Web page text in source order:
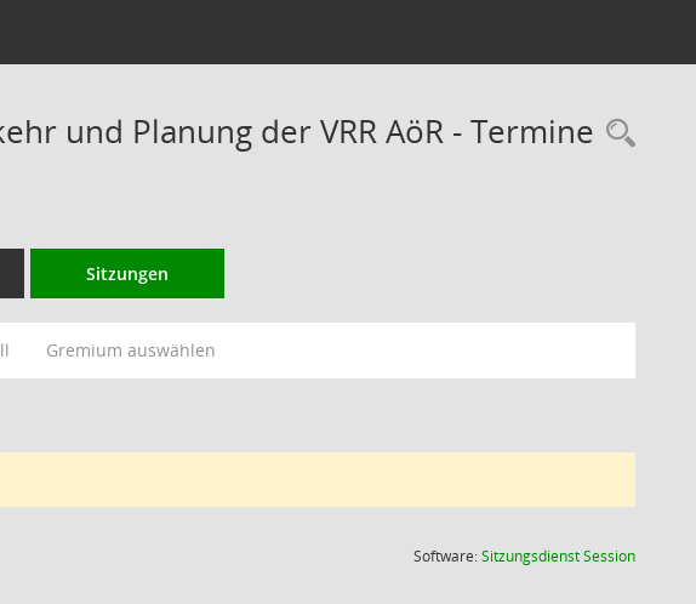
und Planung der VRR AöR - Termine
Sitzungen
Gremium auswählen
Software:SitzungsdienstSession(Wird in